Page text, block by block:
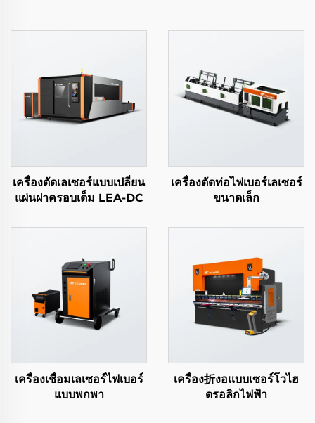
เครื่องตัดเลเซอร์แบบเปลี่ยน
แผ่นฝาครอบเต็ม LEA-DC
เครื่องตัดท่อไฟเบอร์เลเซอร์
ขนาดเล็ก
เครื่องเชื่อมเลเซอร์ไฟเบอร์
แบบพกพา
เครื่อง折งอแบบเซอร์โวไฮ
ดรอลิกไฟฟ้า